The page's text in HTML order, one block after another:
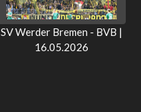
SV Werder Bremen - BVB |
16.05.2026